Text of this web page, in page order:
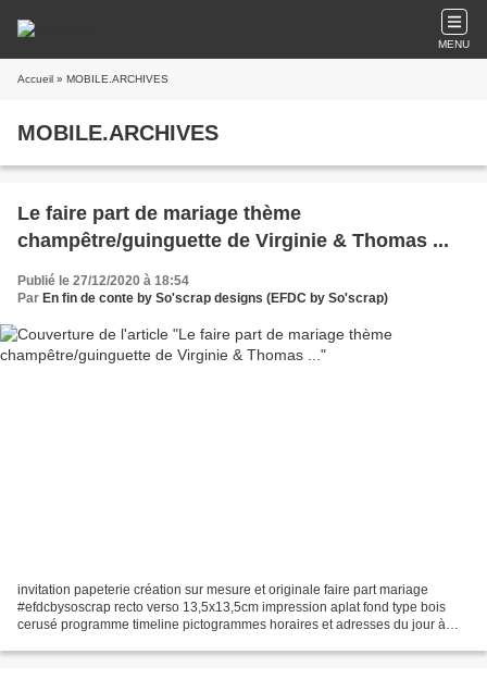
MENU
Accueil » MOBILE.ARCHIVES
MOBILE.ARCHIVES
Le faire part de mariage thème
champêtre/guinguette de Virginie & Thomas ...
Publié le 27/12/2020 à 18:54
Par En fin de conte by So'scrap designs (EFDC by So'scrap)
invitation papeterie création sur mesure et originale faire part mariage
#efdcbysoscrap recto verso 13,5x13,5cm impression aplat fond type bois
cerusé programme timeline pictogrammes horaires et adresses du jour à